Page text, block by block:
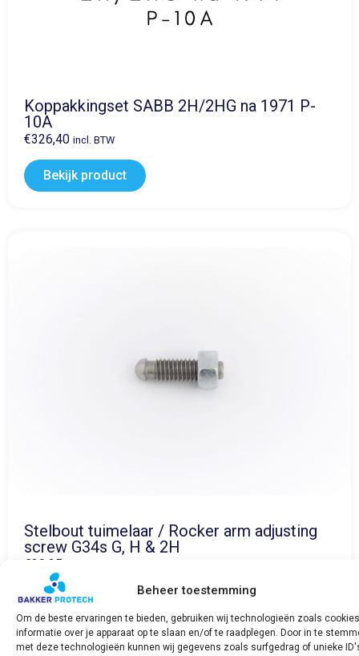
Beheer toestemming
Om de beste ervaringen te bieden, gebruiken wij technologieën zoals
informatie over je apparaat op te slaan en/of te raadplegen. Door in te
met deze technologieën kunnen wij gegevens zoals surfgedrag of unieke
Koppakkingset SABB 2H/2HG na 1971 P-
10A
€326,40 incl. BTW
Bekijk product
Stelbout tuimelaar / Rocker arm adjusting
screw G34s G, H & 2H
€39,25
Bekijk product